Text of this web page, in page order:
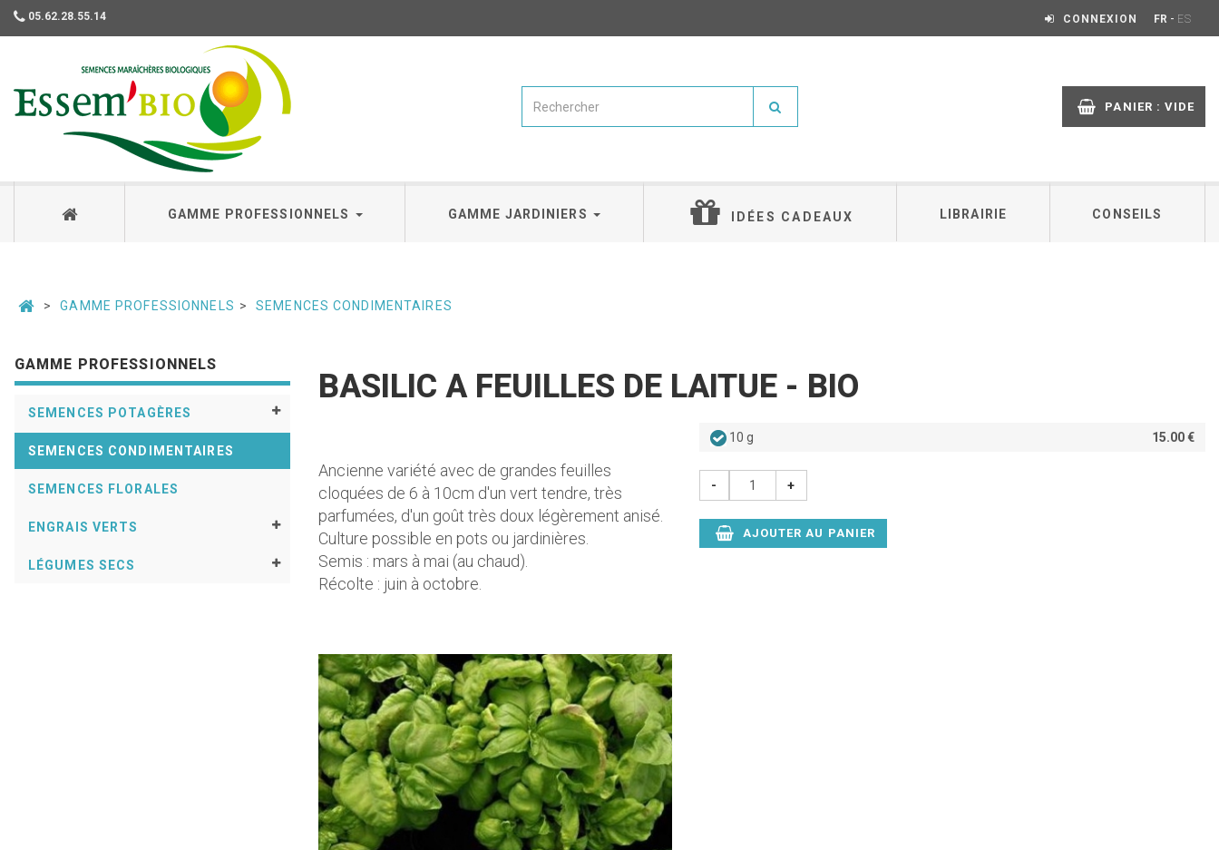
05.62.28.55.14 CONNEXION FR - ES
PANIER : VIDE
GAMME PROFESSIONNELS GAMME JARDINIERS IDÉES CADEAUX LIBRAIRIE CONSEILS
GAMME PROFESSIONNELS SEMENCES CONDIMENTAIRES
GAMME PROFESSIONNELS
SEMENCES POTAGÈRES
SEMENCES CONDIMENTAIRES
SEMENCES FLORALES
ENGRAIS VERTS
LÉGUMES SECS
BASILIC A FEUILLES DE LAITUE - BIO
Ancienne variété avec de grandes feuilles
cloquées de 6 à 10cm d'un vert tendre, très
parfumées, d'un goût très doux légèrement anisé.
Culture possible en pots ou jardinières.
Semis : mars à mai (au chaud).
Récolte : juin à octobre.
10 g 15.00 €
- +
AJOUTER AU PANIER